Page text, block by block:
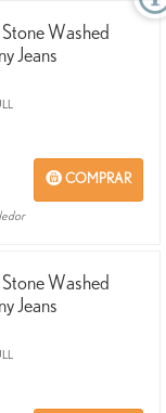
Stone Washed
Jeans
COMPRAR
Stone Washed
Jeans